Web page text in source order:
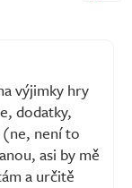
výjimky hry
dodatky,
není to
asi by mě
a určitě